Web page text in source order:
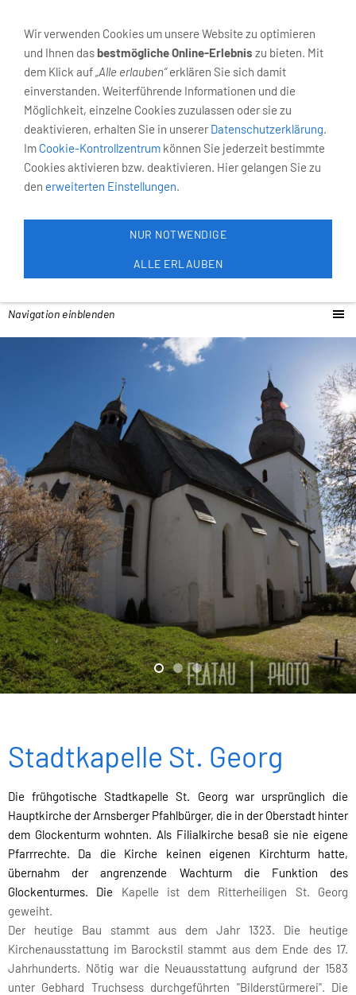
Navigation einblenden
Stadtkapelle St. Georg
Die frühgotische Stadtkapelle St. Georg war ursprünglich die
Hauptkirche der Arnsberger Pfahlbürger, die in der Oberstadt hinter
dem Glockenturm wohnten. Als Filialkirche besaß sie nie eigene
Pfarrrechte. Da die Kirche keinen eigenen Kirchturm hatte,
übernahm der angrenzende Wachturm die Funktion des
Glockenturmes. Die Kapelle ist dem Ritterheiligen St. Georg
geweiht.
Der heutige Bau stammt aus dem Jahr 1323. Die heutige
Kirchenausstattung im Barockstil stammt aus dem Ende des 17.
Jahrhunderts. Nötig war die Neuausstattung aufgrund der 1583
unter Gebhard Truchsess durchgeführten "Bilderstürmerei". Die
Wir verwenden Cookies um unsere Website zu optimieren
und Ihnen dasbestmögliche Online-Erlebnis zu bieten. Mit
dem Klick auf„Alle erlauben“erklären Sie sich damit
einverstanden. Weiterführende Informationen und die
Möglichkeit, einzelne Cookies zuzulassen oder sie zu
deaktivieren, erhalten Sie in unserer Datenschutzerklärung.
Im Cookie-Kontrollzentrum können Sie jederzeit bestimmte
Cookies aktivieren bzw. deaktivieren. Hier gelangen Sie zu
den erweiterten Einstellungen.
NUR NOTWENDIGE
ALLE ERLAUBEN